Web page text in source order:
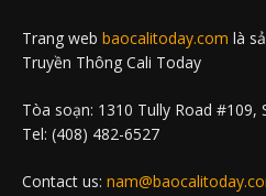
Trang web baocalitoday.com là
Truyền Thông Cali Today
Tòa soạn: 1310 Tully Road #109,
Tel: (408) 482-6527
Contact us: